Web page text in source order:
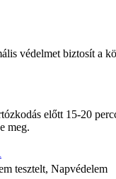
védelmet biztosít a
előtt 15-20
meg.
tesztelt, Napvédelem